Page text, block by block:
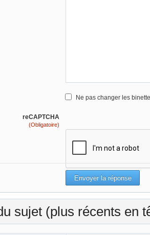
Ne pas changer les
reCAPTCHA
(Obligatoire)
sujet (plus récents en